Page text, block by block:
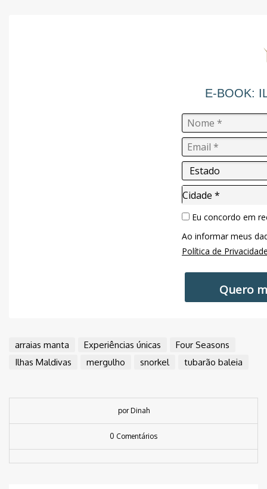
E-BOOK:
Cidade *
Cidade*
Eu concordo em
Ao informar meus
Política de
Quero
arraias manta Experiências únicas
Four Seasons
Ilhas Maldivas
mergulho snorkel tubarão baleia
por Dinah
0 Comentários